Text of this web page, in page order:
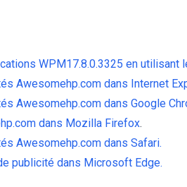
WPM17.8.0.3325 en utilisant
Awesomehp.com dans Internet
Awesomehp.com dans Google
dans Mozilla Firefox.
Awesomehp.com dans Safari.
publicité dans Microsoft Edge.